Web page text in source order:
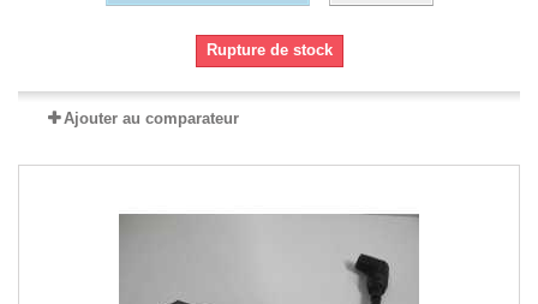
Rupture de stock
Ajouter au comparateur